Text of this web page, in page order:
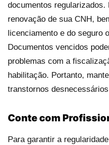
documentos
renovação de sua CNH,
licenciamento e do seguro
Documentos vencidos
problemas com a
habilitação. Portanto,
transtornos
Conte com
Para garantir a